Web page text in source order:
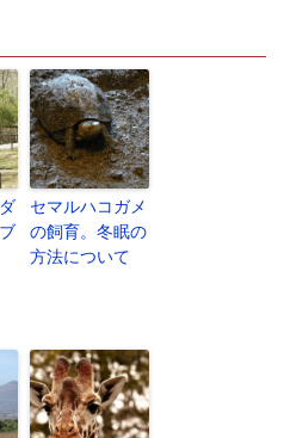
セマルハコガメ
の飼育。冬眠の
方法について